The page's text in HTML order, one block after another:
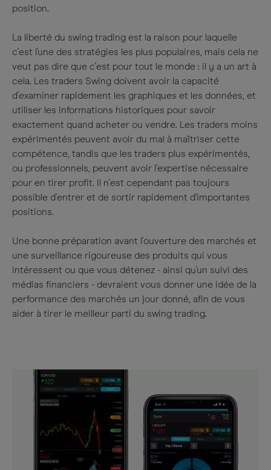
position.
La liberté du swing trading est la raison pour laquelle
c'est l'une des stratégies les plus populaires, mais cela ne
veut pas dire que c'est pour tout le monde : il y a un art à
cela. Les traders Swing doivent avoir la capacité
d'examiner rapidement les graphiques et les données, et
utiliser les informations historiques pour savoir
exactement quand acheter ou vendre. Les traders moins
expérimentés peuvent avoir du mal à maîtriser cette
compétence, tandis que les traders plus expérimentés,
ou professionnels, peuvent avoir l'expertise nécessaire
pour en tirer profit. Il n'est cependant pas toujours
possible d'entrer et de sortir rapidement d'importantes
positions.
Une bonne préparation avant l'ouverture des marchés et
une surveillance rigoureuse des produits qui vous
intéressent ou que vous détenez - ainsi qu'un suivi des
médias financiers - devraient vous donner une idée de la
performance des marchés un jour donné, afin de vous
aider à tirer le meilleur parti du swing trading.